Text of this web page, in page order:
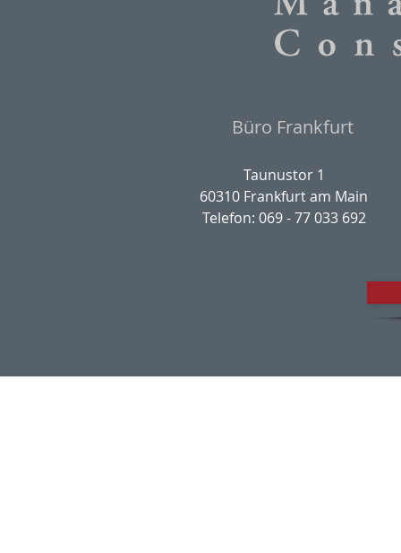
Büro Frankfurt
Taunustor 1
60310 Frankfurt am Main
Telefon: 069 - 77 033 692